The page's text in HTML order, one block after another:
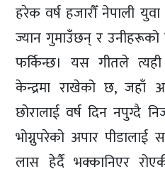
हरेक वर्ष हजारौँ नेपाली युवा
ज्यान गुमाउँछन् र उनीहरूको
फर्किन्छ। यस गीतले
केन्द्रमा राखेको छ,
छोरालाई वर्ष दिन नपुग्दै
भोग्नुपरेको अपार
लास हेर्दै भक्कानिएर